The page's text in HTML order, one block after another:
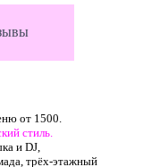
от 1500.
стиль.
и DJ,
трёх-этажный